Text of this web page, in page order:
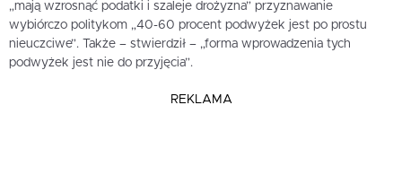
„mają wzrosnąć podatki i szaleje drożyzna” przyznawanie
wybiórczo politykom „40-60 procent podwyżek jest po prostu
nieuczciwe”. Także – stwierdził – „forma wprowadzenia tych
podwyżek jest nie do przyjęcia”.
REKLAMA